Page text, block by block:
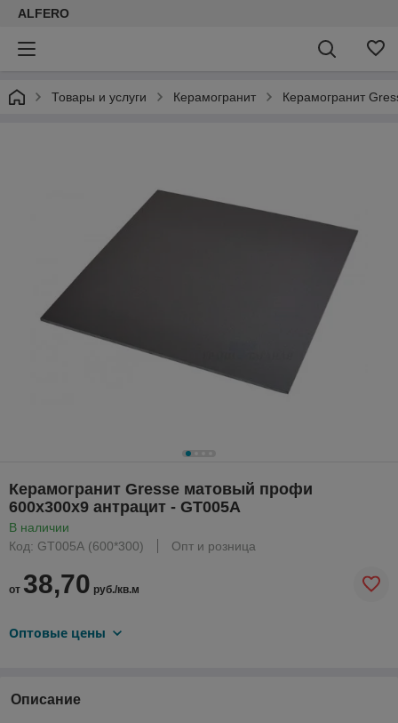
ALFERO
Товары и услуги Керамогранит Керамогранит
Керамогранит Gresse матовый профи
600x300x9 антрацит - GT005A
В наличии
Код: GT005А (600*300)
Опт и розница
от 38,70 руб./кв.м
Оптовые цены
Описание